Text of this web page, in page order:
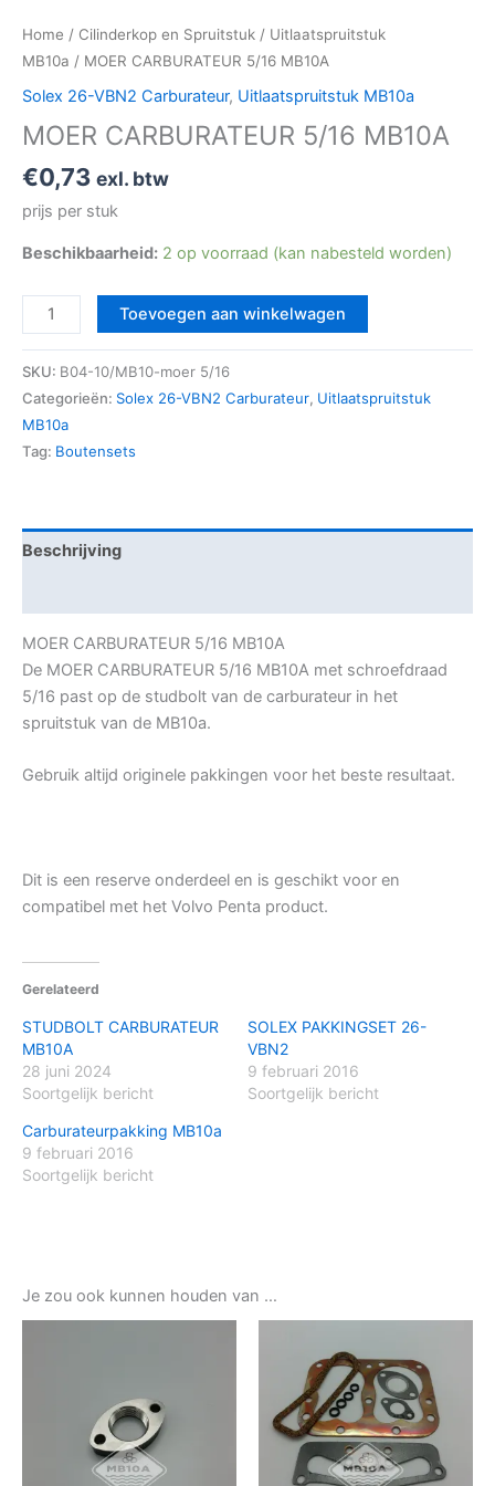
Home / Cilinderkop en Spruitstuk / Uitlaatspruitstuk
MB10a / MOER CARBURATEUR 5/16 MB10A
Solex 26-VBN2 Carburateur, Uitlaatspruitstuk MB10a
MOER CARBURATEUR 5/16 MB10A
€0,73 exl. btw
prijs per stuk
Beschikbaarheid: 2 op voorraad (kan nabesteld worden)
Toevoegen aan winkelwagen
SKU: B04-10/MB10-moer 5/16
Categorieën: Solex 26-VBN2 Carburateur, Uitlaatspruitstuk
MB10a
Tag: Boutensets
Beschrijving
MOER CARBURATEUR 5/16 MB10A
De MOER CARBURATEUR 5/16 MB10A met schroefdraad
5/16 past op de studbolt van de carburateur in het
spruitstuk van de MB10a.
Gebruik altijd originele pakkingen voor het beste resultaat.
Dit is een reserve onderdeel en is geschikt voor en
compatibel met het Volvo Penta product.
Gerelateerd
STUDBOLT CARBURATEUR
MB10A
28 juni 2024
Soortgelijk bericht
SOLEX PAKKINGSET 26-
VBN2
9 februari 2016
Soortgelijk bericht
Carburateurpakking MB10a
9 februari 2016
Soortgelijk bericht
Je zou ook kunnen houden van …
tot
€264,00